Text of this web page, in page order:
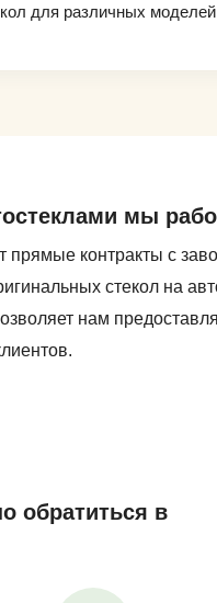
для различных
мы
прямые контракты с
стекол на
нам
обратиться в